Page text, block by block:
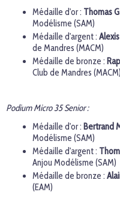
Médaille d'or : Thomas
Modélisme (SAM)
Médaille d'argent :
de Mandres (MACM)
Médaille de bronze :
Club de Mandres (MACM)
Podium Micro 35 Senior :
Médaille d'or : Bertrand
Modélisme (SAM)
Médaille d'argent :
Anjou Modélisme (SAM)
Médaille de bronze :
(EAM)